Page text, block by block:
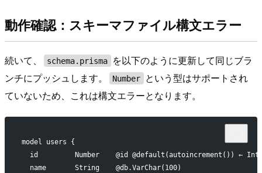
動作確認：スキーマファイル構文エラー
続いて、 schema.prisma
を以下のように更新して同じブラ
ンチにプッシュします。
Number
という型はサポートされ
ていないため、これは構文エラーとなります。
model users {
id         Number    @id @default(autoincrement()) ← Int
  name       String    @db.VarChar(100)